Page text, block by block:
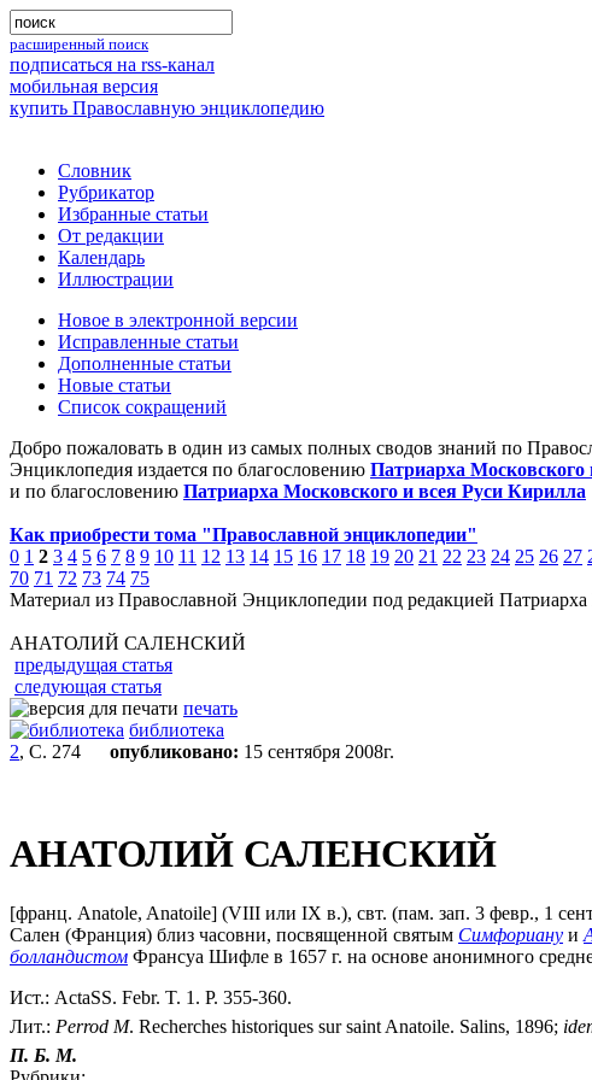
расширенный поиск
подписаться на rss-канал
мобильная версия
купить Православную энциклопедию
Словник
Рубрикатор
Избранные статьи
От редакции
Календарь
Иллюстрации
Новое в электронной версии
Исправленные статьи
Дополненные статьи
Новые статьи
Список сокращений
Добро пожаловать в один из самых полных сводов знаний по
Энциклопедия издается по благословению Патриарха
и по благословению Патриарха Московского и всея Руси Кирилла
Как приобрести тома "Православной энциклопедии"
0 1 2 3 4 5 6 7 8 9 10 11 12 13 14 15 16 17 18 19 20 21 22 23 24 25 26 27
70 71 72 73 74 75
Материал из Православной Энциклопедии под редакцией
АНАТОЛИЙ САЛЕНСКИЙ
предыдущая статья
следующая статья
печать
библиотека
2, С. 274 опубликовано: 15 сентября 2008г.
АНАТОЛИЙ САЛЕНСКИЙ
[франц. Anatole, Anatoile] (VIII или IX в.), свт. (пам. зап. 3 февр., 1
Сален (Франция) близ часовни, посвященной святым Симфориану и
болландистом Франсуа Шифле в 1657 г. на основе анонимного
Ист.: ActaSS. Febr. T. 1. P. 355-360.
Лит.: Perrod M. Recherches historiques sur saint Anatoile. Salins, 1896;
П. Б. М.